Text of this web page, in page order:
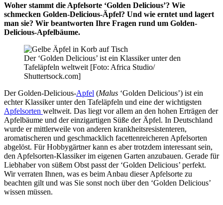
Woher stammt die Apfelsorte ‘Golden Delicious’? Wie
schmecken Golden-Delicious-Äpfel? Und wie erntet und lagert
man sie? Wir beantworten Ihre Fragen rund um Golden-
Delicious-Apfelbäume.
Der ‘Golden Delicious’ ist ein Klassiker unter den
Tafeläpfeln weltweit [Foto: Africa Studio/
Shuttertsock.com]
Der Golden-Delicious-Apfel (Malus ‘Golden Delicious’) ist ein
echter Klassiker unter den Tafeläpfeln und eine der wichtigsten
Apfelsorten weltweit. Das liegt vor allem an den hohen Erträgen der
Apfelbäume und der einzigartigen Süße der Äpfel. In Deutschland
wurde er mittlerweile von anderen krankheitsresistenteren,
aromatischeren und geschmacklich facettenreicheren Apfelsorten
abgelöst. Für Hobbygärtner kann es aber trotzdem interessant sein,
den Apfelsorten-Klassiker im eigenen Garten anzubauen. Gerade für
Liebhaber von süßem Obst passt der ‘Golden Delicious’ perfekt.
Wir verraten Ihnen, was es beim Anbau dieser Apfelsorte zu
beachten gilt und was Sie sonst noch über den ‘Golden Delicious’
wissen müssen.